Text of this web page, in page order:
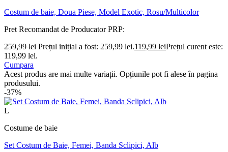
Costum de baie, Doua Piese, Model Exotic, Rosu/Multicolor
Pret Recomandat de ProducatorPRP:
259,99lei Prețul inițial a fost: 259,99 lei.119,99 leiPrețul curent este:
119,99 lei.
Cumpara
Acest produs are mai multe variații. Opțiunile pot fi alese în pagina
produsului.
-37%
L
Costume de baie
Set Costum de Baie, Femei, Banda Sclipici, Alb